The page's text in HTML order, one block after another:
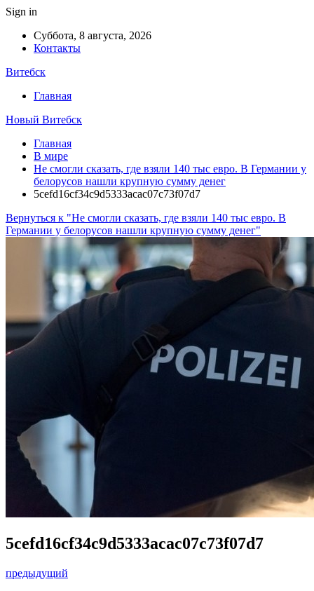
Sign in
Суббота, 8 августа, 2026
Контакты
Витебск
Главная
Новый Витебск
Главная
В мире
Не смогли сказать, где взяли 140 тыс евро. В Германии у
белорусов нашли крупную сумму денег
5cefd16cf34c9d5333acac07c73f07d7
Вернуться к "Не смогли сказать, где взяли 140 тыс евро. В
Германии у белорусов нашли крупную сумму денег"
5cefd16cf34c9d5333acac07c73f07d7
предыдущий